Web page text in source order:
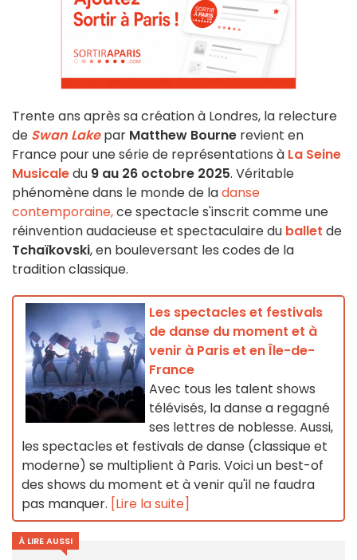
Trente ans après sa création à Londres, la relecture
de Swan Lake par Matthew Bourne revient en
France pour une série de représentations à La Seine
Musicaledu 9 au 26 octobre 2025. Véritable
phénomène dans le monde de ladanse
contemporaine,ce spectacle s'inscrit comme une
réinvention audacieuse et spectaculaire du ballet de
Tchaïkovski, en bouleversant les codes de la
tradition classique.
Les spectacles et festivals
de danse du moment et à
venir à Paris et en Île-de-
France
Avec tous les talent shows
télévisés, la danse a regagné
ses lettres de noblesse. Aussi,
les spectacles et festivals de danse (classique et
moderne) se multiplient à Paris. Voici un best-of
des shows du moment et à venir qu'il ne faudra
pas manquer. [Lire la suite]
À LIRE AUSSI